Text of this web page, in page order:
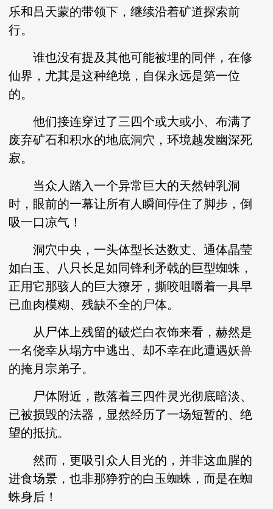
乐和吕天蒙的带领下，继续沿着矿道探索前
行。
谁也没有提及其他可能被埋的同伴，在修
仙界，尤其是这种绝境，自保永远是第一位
的。
他们接连穿过了三四个或大或小、布满了
废弃矿石和积水的地底洞穴，环境越发幽深死
寂。
当众人踏入一个异常巨大的天然钟乳洞
时，眼前的一幕让所有人瞬间停住了脚步，倒
吸一口凉气！
洞穴中央，一头体型长达数丈、通体晶莹
如白玉、八只长足如同锋利矛戟的巨型蜘蛛，
正用它那骇人的巨大獠牙，撕咬咀嚼着一具早
已血肉模糊、残缺不全的尸体。
从尸体上残留的破烂白衣饰来看，赫然是
一名侥幸从塌方中逃出、却不幸在此遭遇妖兽
的掩月宗弟子。
尸体附近，散落着三四件灵光彻底暗淡、
已被损毁的法器，显然经历了一场短暂的、绝
望的抵抗。
然而，更吸引众人目光的，并非这血腥的
进食场景，也非那狰狞的白玉蜘蛛，而是在蜘
蛛身后！